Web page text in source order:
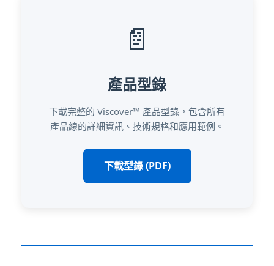
📄
產品型錄
下載完整的 Viscover™ 產品型錄，包含所有
產品線的詳細資訊、技術規格和應用範例。
下載型錄 (PDF)